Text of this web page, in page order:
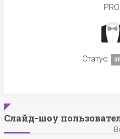
PRO.
Статус:
Слайд-шоу